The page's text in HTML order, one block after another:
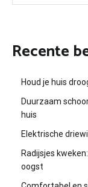
Recente
Houd je huis
Duurzaam
huis
Elektrische
Radijsjes
oogst